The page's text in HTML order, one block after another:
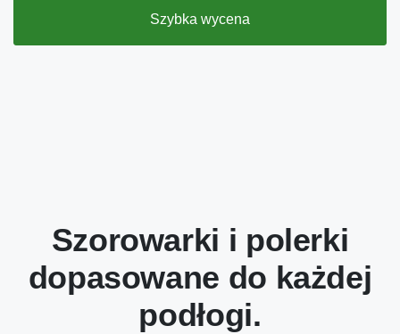
Szybka wycena
Szorowarki i polerki
dopasowane do każdej
podłogi.